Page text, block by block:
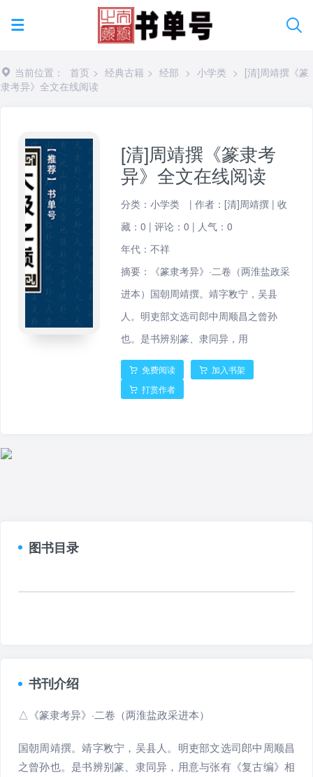
当前位置： 首页 > 经典古籍 > 经部 > 小学类 > [清]周靖撰《篆
隶考异》全文在线阅读
[清]周靖撰《篆隶考
异》全文在线阅读
分类：小学类 |作者：[清]周靖撰 |收
藏：0 |评论：0 | 人气：0
年代：不祥
摘要：《篆隶考异》·二卷（两淮盐政采
进本）国朝周靖撰。靖字敉宁，吴县
人。明吏部文选司郎中周顺昌之曾孙
也。是书辨别篆、隶同异，用
免费阅读
加入书架
打赏作者
图书目录
书刊介绍
△《篆隶考异》·二卷（两淮盐政采进本）
国朝周靖撰。靖字敉宁，吴县人。明吏部文选司郎中周顺昌
之曾孙也。是书辨别篆、隶同异，用意与张有《复古编》相